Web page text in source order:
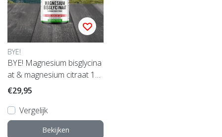
BYE!
BYE! Magnesium bisglycina
at & magnesium citraat 10
0
€29,95
Vergelijk
Bekijken